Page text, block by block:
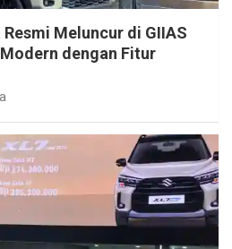
Meluncur di GIIAS
dengan Fitur